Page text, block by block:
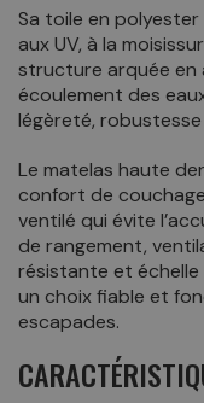
Sa toile en
aux UV, à la
structure arquée en
écoulement des
légèreté,
Le matelas haute
confort de
ventilé qui évite
de rangement,
résistante et
un choix fiable et
escapades.